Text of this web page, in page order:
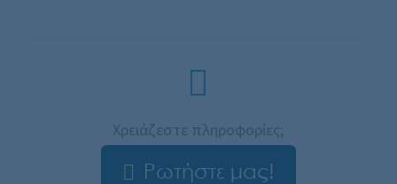
Χρειάζεστε πληροφορίες;
Ρωτήστε μας!